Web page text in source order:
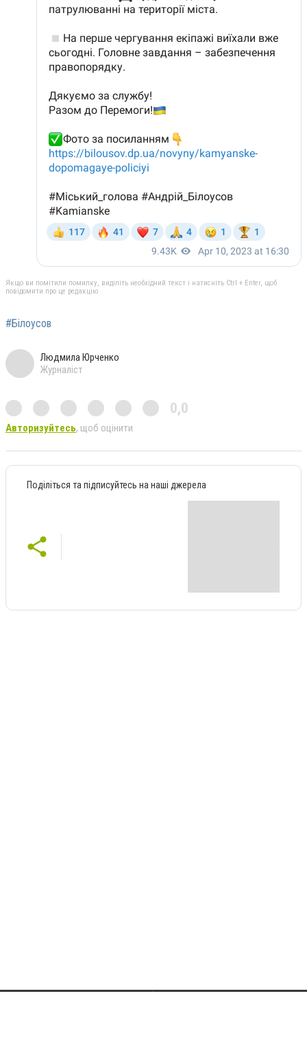
Якщо ви помітили помилку, виділіть необхідний текст і натисніть Ctrl + Enter, щоб
повідомити про це редакцію
#Білоусов
Людмила Юрченко
Журналіст
0,0
Авторизуйтесь, щоб оцінити
Поділіться та підписуйтесь на наші джерела